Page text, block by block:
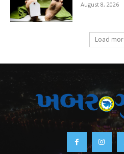
August 8, 2026
Load